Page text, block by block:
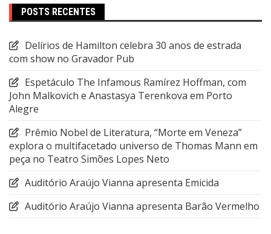
POSTS RECENTES
Delírios de Hamilton celebra 30 anos de estrada
com show no Gravador Pub
Espetáculo The Infamous Ramírez Hoffman, com
John Malkovich e Anastasya Terenkova em Porto
Alegre
Prêmio Nobel de Literatura, “Morte em Veneza”
explora o multifacetado universo de Thomas Mann em
peça no Teatro Simões Lopes Neto
Auditório Araújo Vianna apresenta Emicida
Auditório Araújo Vianna apresenta Barão Vermelho